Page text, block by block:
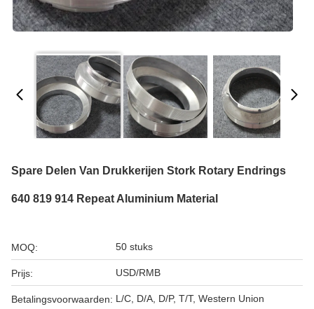
Spare Delen Van Drukkerijen Stork Rotary Endrings
640 819 914 Repeat Aluminium Material
MOQ: 50 stuks
Prijs: USD/RMB
Betalingsvoorwaarden: L/C, D/A, D/P, T/T, Western Union